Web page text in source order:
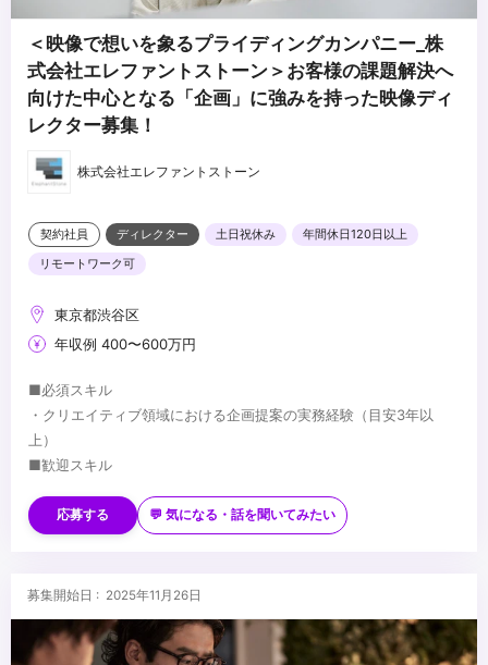
＜映像で想いを象るプライディングカンパニー_株
式会社エレファントストーン＞お客様の課題解決へ
向けた中心となる「企画」に強みを持った映像ディ
レクター募集！
株式会社エレファントストーン
契約社員 ディレクター 土日祝休み
年間休日120日以上
リモートワーク可
東京都渋谷区
年収例 400〜600万円
■必須スキル
・クリエイティブ領域における企画提案の実務経験（目安3年以
上）
■歓迎スキル
・WebCM、PR映像、採用映像などの制作に携わったご経験
...
応募する 💬 気になる・話を聞いてみたい
募集開始日 : 2025年11月26日